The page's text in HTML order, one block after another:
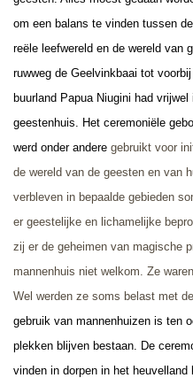
om een balans te vinden tussen de
reële leefwereld en de wereld van
ruwweg de Geelvinkbaai tot
buurland Papua Niugini had
geestenhuis.
Het ceremoniële
werd onder andere gebruikt voor
de wereld van de geesten en van
verbleven in bepaalde gebieden
er geestelijke en lichamelijke
zij er de geheimen van magische
mannenhuis niet welkom. Ze
Wel werden ze soms belast met
gebruik van mannenhuizen is ten
plekken blijven bestaan. De
vinden in dorpen in het